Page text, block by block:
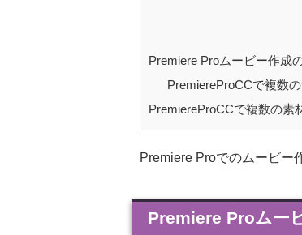
Premiere Proムービー作成
PremiereProCCで複数
PremiereProCCで複数の素
Premiere Proでのムービー
Premiere Proムー